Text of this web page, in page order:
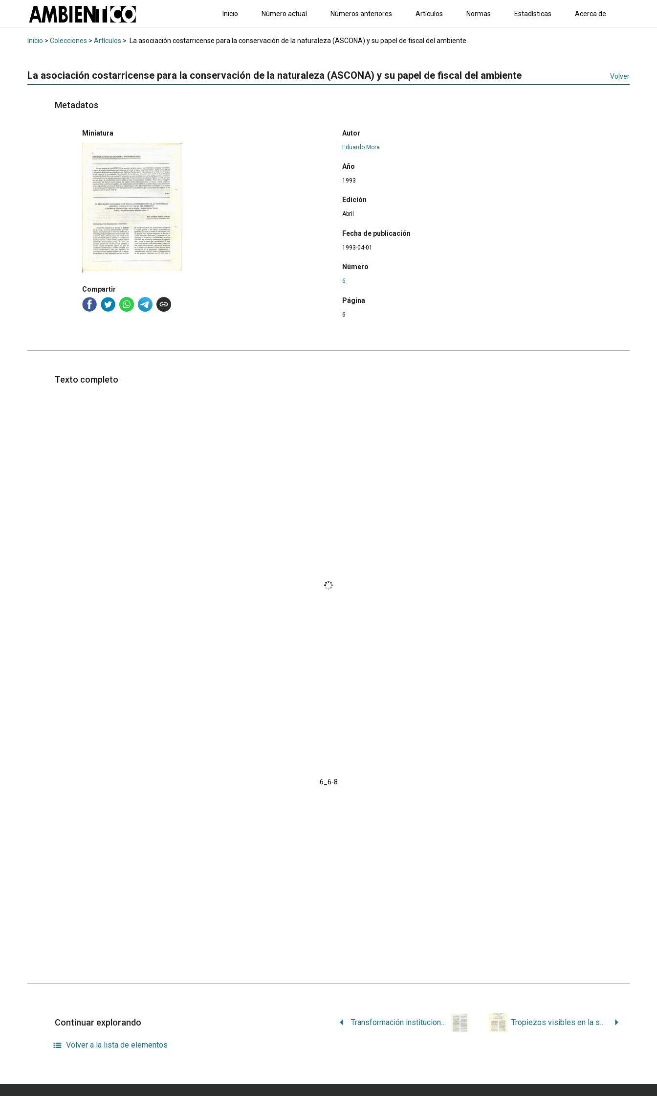
Inicio Número actual Números anteriores Artículos Normas Estadísticas Acerca de
Inicio > Colecciones > Artículos > La asociación costarricense para la conservación de la naturaleza (ASCONA) y su papel de fiscal del ambiente
La asociación costarricense para la conservación de la naturaleza (ASCONA) y su papel de fiscal del ambiente Volver
Metadatos
Miniatura
Compartir
Autor
Eduardo Mora
Año
1993
Edición
Abril
Fecha de publicación
1993-04-01
Número
6
Página
6
Texto completo
6_6-8
Continuar explorando Transformación institucional, desarrollo sostenible y participación Tropiezos visibles en la sustentabilidad. (Análisis actualidad ambiental)
Volver a la lista de elementos